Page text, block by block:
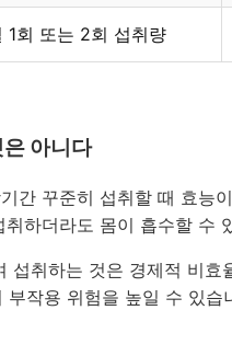
1회 또는 2회 섭취량
아니다
간 꾸준히 섭취할 때 효능
하더라도 몸이 흡수할 수
섭취하는 것은 경제적 비
작용 위험을 높일 수 있습